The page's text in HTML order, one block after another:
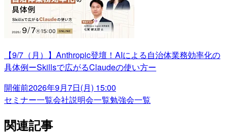
【9/7（月）】Anthropic登壇！AIによる自治体業務効率化の
具体例ーSkillsで広がるClaudeの使い方ー
開催前2026年9月7日(月) 15:00
セミナー一覧会社説明会一覧勉強会一覧
関連記事